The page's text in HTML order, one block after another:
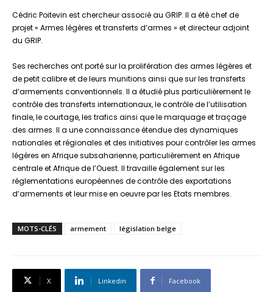
Cédric Poitevin est chercheur associé au GRIP. Il a été chef de
projet « Armes légères et transferts d’armes » et directeur adjoint
du GRIP.
Ses recherches ont porté sur la prolifération des armes légères et
de petit calibre et de leurs munitions ainsi que sur les transferts
d’armements conventionnels. Il a étudié plus particulièrement le
contrôle des transferts internationaux, le contrôle de l’utilisation
finale, le courtage, les trafics ainsi que le marquage et traçage
des armes. Il a une connaissance étendue des dynamiques
nationales et régionales et des initiatives pour contrôler les armes
légères en Afrique subsaharienne, particulièrement en Afrique
centrale et Afrique de l’Ouest. Il travaille également sur les
réglementations européennes de contrôle des exportations
d’armements et leur mise en oeuvre par les Etats membres.
MOTS-CLÉS armement législation belge
X Linkedin Facebook